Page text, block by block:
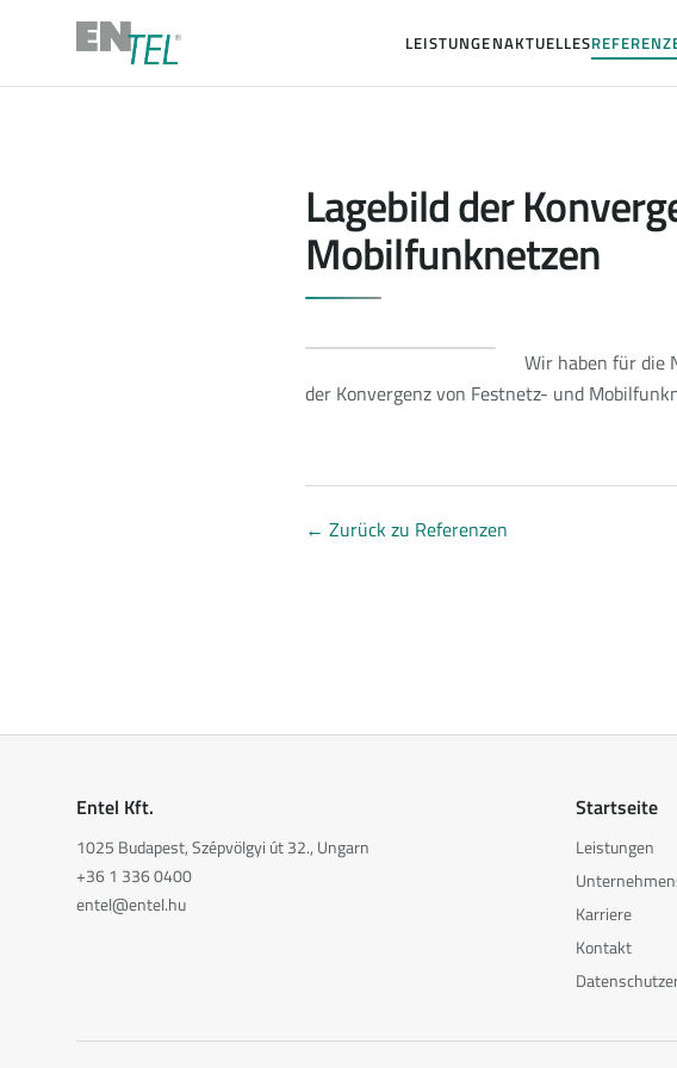
LEISTUNGENAKTUELLES
Lagebild der
Mobilfunknetzen
Wir haben für die
der Konvergenz von Festnetz- und
← Zurück zu Referenzen
Entel Kft.
1025 Budapest, Szépvölgyi út 32., Ungarn
+36 1 336 0400
entel@entel.hu
Startseite
Leistungen
Karriere
Kontakt